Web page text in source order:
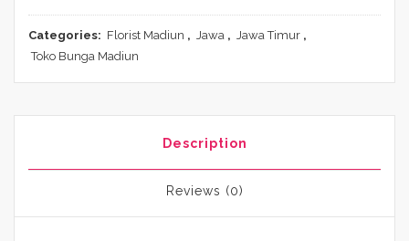
Categories: Florist Madiun , Jawa , Jawa Timur ,
Toko Bunga Madiun
Description
Reviews (0)